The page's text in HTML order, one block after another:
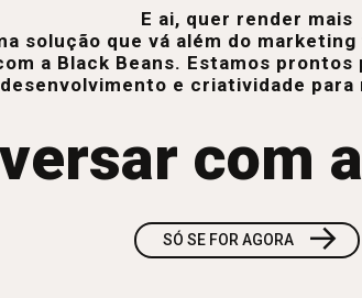
E ai, quer render mais
solução que vá além do
a Black Beans. Estamos
e criatividade
com
SÓ SE FOR AGORA →